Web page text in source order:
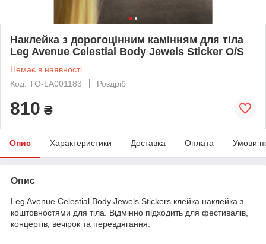
Наклейка з дорогоцінним камінням для тіла
Leg Avenue Celestial Body Jewels Sticker O/S
Немає в наявності
Код: TO-LA001183
Роздріб
810 ₴
Опис Характеристики Доставка Оплата Умови
Опис
Leg Avenue Celestial Body Jewels Stickers клейка наклейка з
коштовностями для тіла. Відмінно підходить для фестивалів,
концертів, вечірок та перевдягання.